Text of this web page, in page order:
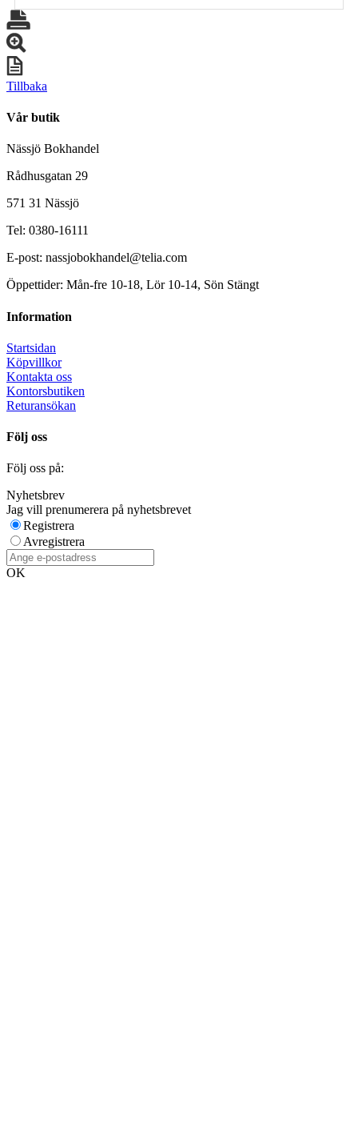
Tillbaka
Vår butik
Nässjö Bokhandel
Rådhusgatan 29
571 31 Nässjö
Tel: 0380-16111
E-post: nassjobokhandel@telia.com
Öppettider: Mån-fre 10-18, Lör 10-14, Sön Stängt
Information
Startsidan
Köpvillkor
Kontakta oss
Kontorsbutiken
Returansökan
Följ oss
Följ oss på:
Nyhetsbrev
Jag vill prenumerera på nyhetsbrevet
Registrera
Avregistrera
OK